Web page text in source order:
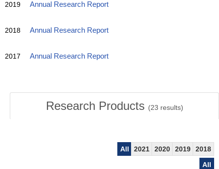
2019 Annual Research Report
2018 Annual Research Report
2017 Annual Research Report
Research Products (23 results)
All 2021 2020 2019
2018
All